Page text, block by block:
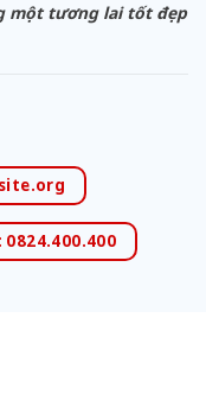
một tương lai tốt đẹp